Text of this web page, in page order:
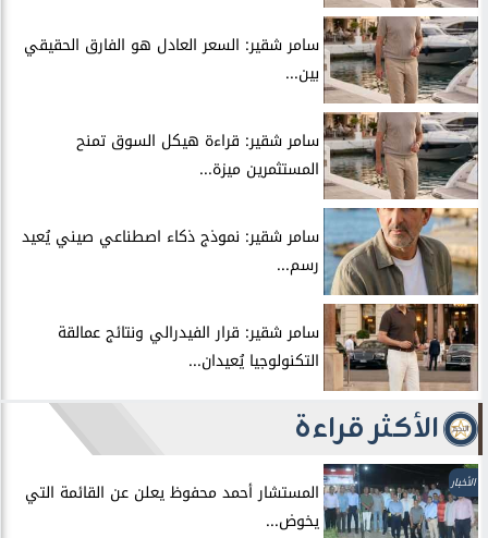
سامر شقير: السعر العادل هو الفارق الحقيقي
بين...
سامر شقير: قراءة هيكل السوق تمنح
المستثمرين ميزة...
سامر شقير: نموذج ذكاء اصطناعي صيني يُعيد
رسم...
سامر شقير: قرار الفيدرالي ونتائج عمالقة
التكنولوجيا يُعيدان...
الأكثر قراءة
الأخبار
المستشار أحمد محفوظ يعلن عن القائمة التي
يخوض...